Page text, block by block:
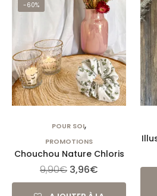
-60%
POUR SOI,
PROMOTIONS
Chouchou Nature Chloris
9,90€ 3,96€